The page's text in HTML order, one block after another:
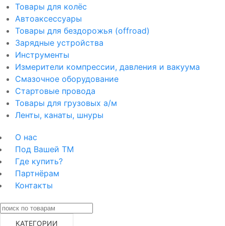
Товары для колёс
Автоаксессуары
Товары для бездорожья (offroad)
Зарядные устройства
Инструменты
Измерители компрессии, давления и вакуума
Смазочное оборудование
Стартовые провода
Товары для грузовых а/м
Ленты, канаты, шнуры
О нас
Под Вашей ТМ
Где купить?
Партнёрам
Контакты
КАТЕГОРИИ